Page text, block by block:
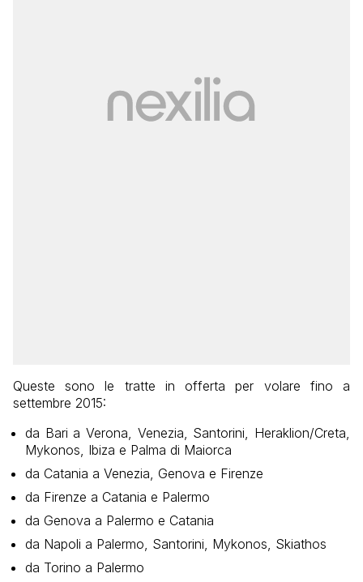
Queste sono le tratte in offerta per volare fino a
settembre 2015:
da Bari a Verona, Venezia, Santorini, Heraklion/Creta,
Mykonos, Ibiza e Palma di Maiorca
da Catania a Venezia, Genova e Firenze
da Firenze a Catania e Palermo
da Genova a Palermo e Catania
da Napoli a Palermo, Santorini, Mykonos, Skiathos
da Torino a Palermo